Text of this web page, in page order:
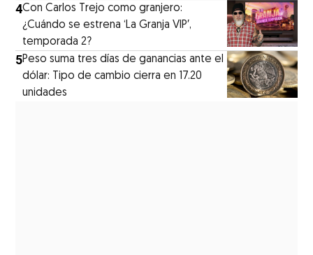
4Con Carlos Trejo como granjero:
¿Cuándo se estrena ‘La Granja VIP′,
temporada 2?
5Peso suma tres días de ganancias ante el
dólar: Tipo de cambio cierra en 17.20
unidades